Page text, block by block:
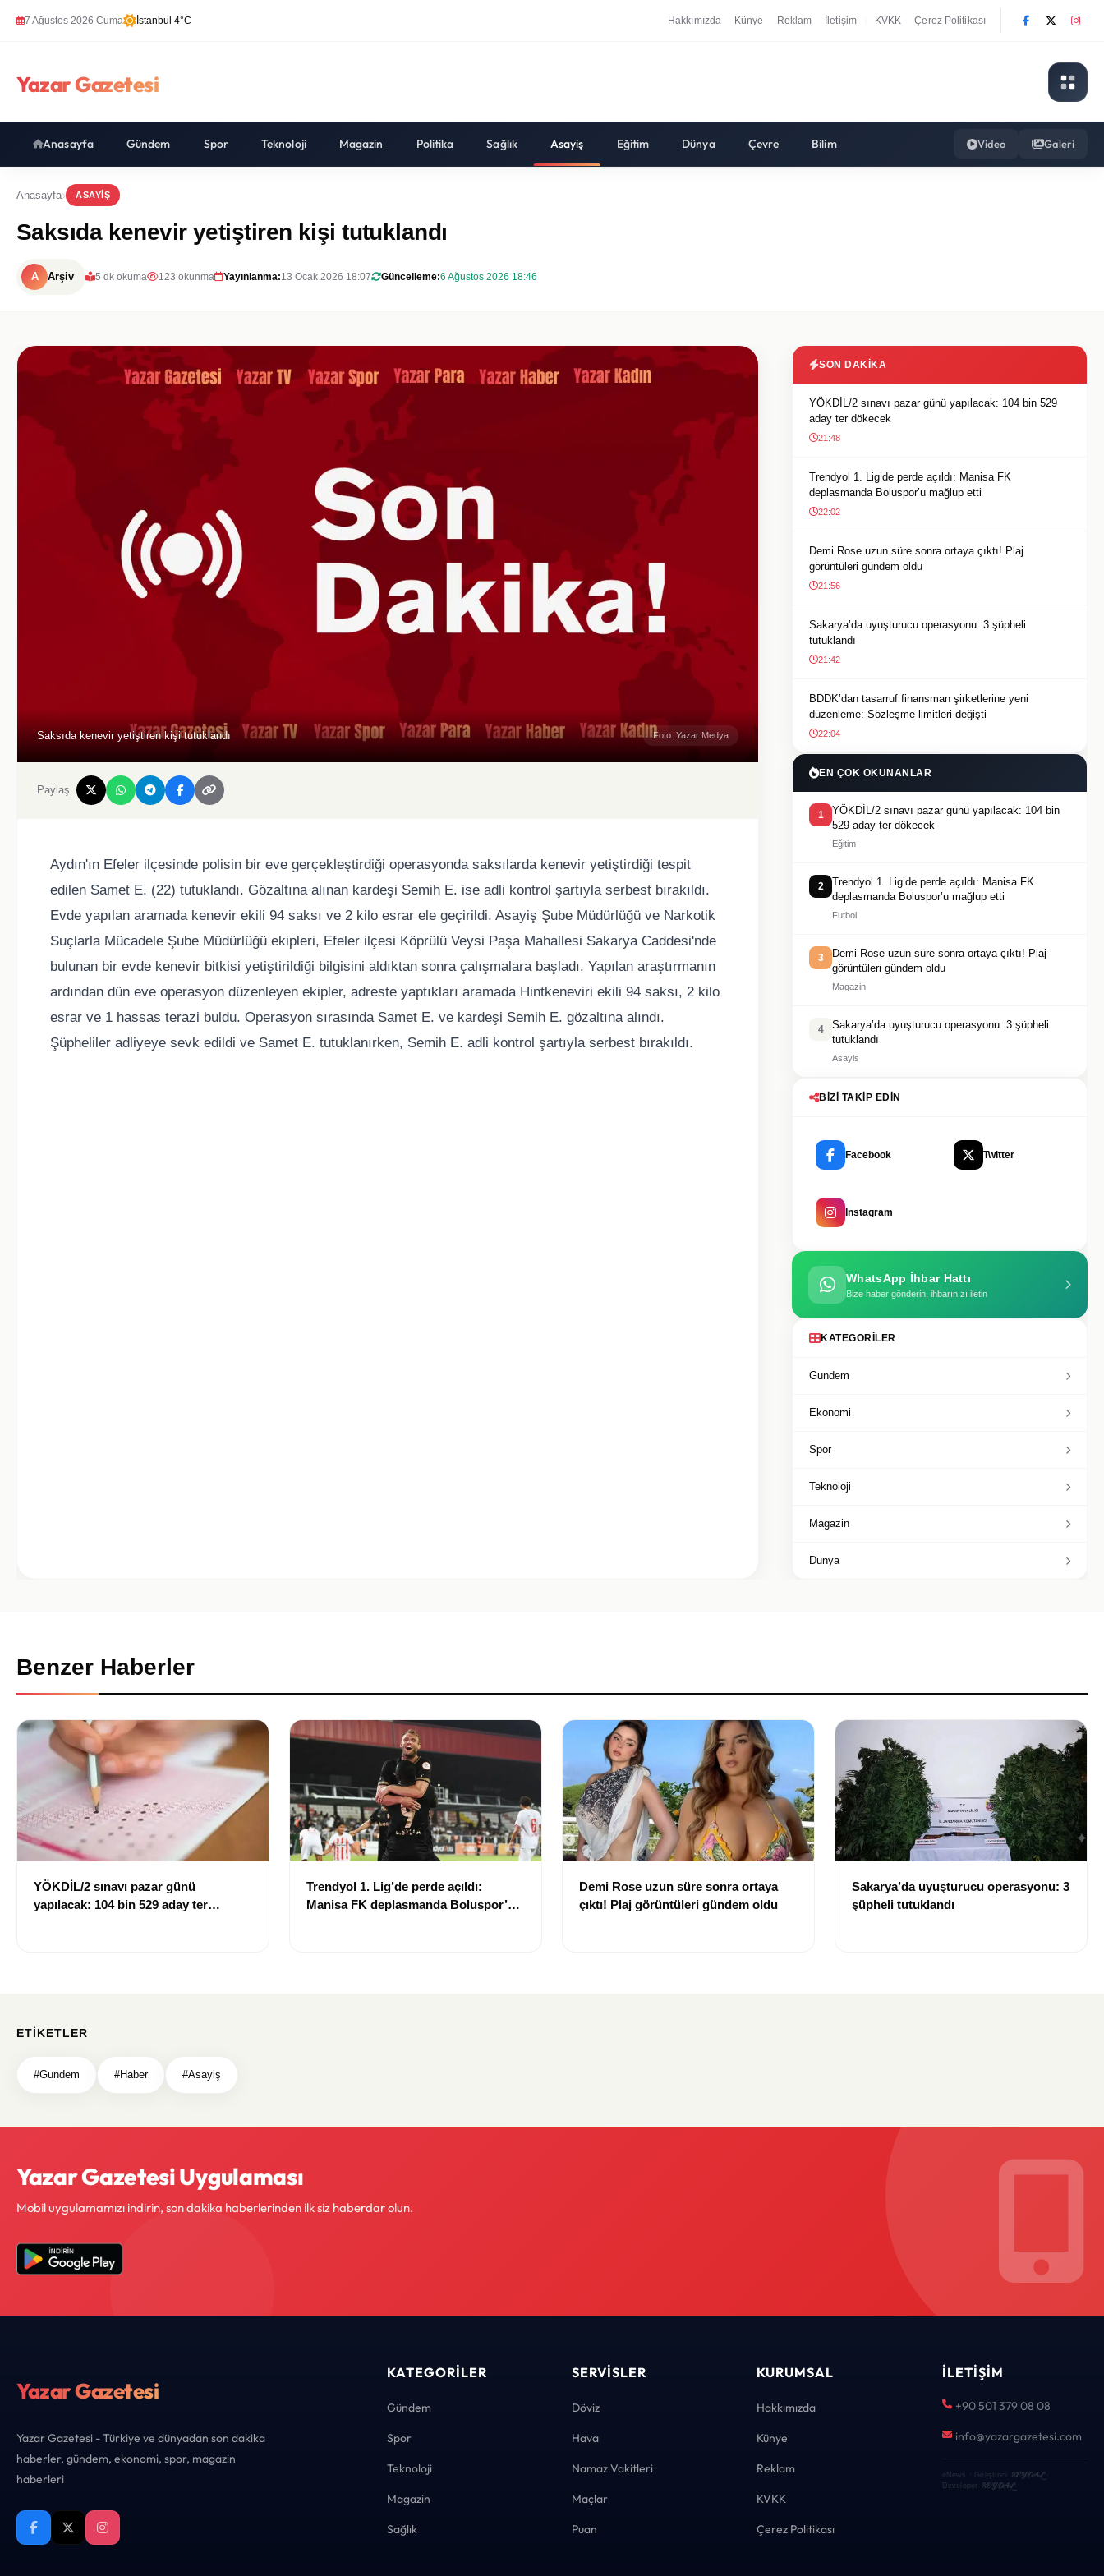
7 Ağustos 2026 Cuma İstanbul 4°C Hakkımızda Künye Reklam İletişim KVKK Çerez Politikası
Yazar Gazetesi
Anasayfa Gündem Spor Teknoloji Magazin Politika Sağlık Asayiş Eğitim Dünya Çevre Bilim Video Galeri
Anasayfa ASAYIŞ
Saksıda kenevir yetiştiren kişi tutuklandı
A Arşiv 5 dk okuma 123 okunma Yayınlanma:13 Ocak 2026 18:07 Güncelleme:6 Ağustos 2026 18:46
Saksıda kenevir yetiştiren kişi tutuklandı Foto: Yazar Medya
Paylaş
Aydın'ın Efeler ilçesinde polisin bir eve gerçekleştirdiği operasyonda saksılarda kenevir yetiştirdiği tespit
edilen Samet E. (22) tutuklandı. Gözaltına alınan kardeşi Semih E. ise adli kontrol şartıyla serbest bırakıldı.
Evde yapılan aramada kenevir ekili 94 saksı ve 2 kilo esrar ele geçirildi. Asayiş Şube Müdürlüğü ve Narkotik
Suçlarla Mücadele Şube Müdürlüğü ekipleri, Efeler ilçesi Köprülü Veysi Paşa Mahallesi Sakarya Caddesi'nde
bulunan bir evde kenevir bitkisi yetiştirildiği bilgisini aldıktan sonra çalışmalara başladı. Yapılan araştırmanın
ardından dün eve operasyon düzenleyen ekipler, adreste yaptıkları aramada Hintkeneviri ekili 94 saksı, 2 kilo
esrar ve 1 hassas terazi buldu. Operasyon sırasında Samet E. ve kardeşi Semih E. gözaltına alındı.
Şüpheliler adliyeye sevk edildi ve Samet E. tutuklanırken, Semih E. adli kontrol şartıyla serbest bırakıldı.
SON DAKIKA
YÖKDİL/2 sınavı pazar günü yapılacak: 104 bin 529
aday ter dökecek
21:48
Trendyol 1. Lig’de perde açıldı: Manisa FK
deplasmanda Boluspor’u mağlup etti
22:02
Demi Rose uzun süre sonra ortaya çıktı! Plaj
görüntüleri gündem oldu
21:56
Sakarya’da uyuşturucu operasyonu: 3 şüpheli
tutuklandı
21:42
BDDK’dan tasarruf finansman şirketlerine yeni
düzenleme: Sözleşme limitleri değişti
22:04
EN ÇOK OKUNANLAR
1
YÖKDİL/2 sınavı pazar günü yapılacak: 104 bin
529 aday ter dökecek
Eğitim
2
Trendyol 1. Lig’de perde açıldı: Manisa FK
deplasmanda Boluspor’u mağlup etti
Futbol
3
Demi Rose uzun süre sonra ortaya çıktı! Plaj
görüntüleri gündem oldu
Magazin
4
Sakarya’da uyuşturucu operasyonu: 3 şüpheli
tutuklandı
Asayis
BIZI TAKIP EDIN
Facebook Twitter
Instagram
WhatsApp İhbar Hattı
Bize haber gönderin, ihbarınızı iletin
KATEGORILER
Gundem
Ekonomi
Spor
Teknoloji
Magazin
Dunya
Benzer Haberler
YÖKDİL/2 sınavı pazar günü
yapılacak: 104 bin 529 aday ter
Trendyol 1. Lig’de perde açıldı:
Manisa FK deplasmanda Boluspor’u
Demi Rose uzun süre sonra ortaya
çıktı! Plaj görüntüleri gündem oldu
Sakarya’da uyuşturucu operasyonu: 3
şüpheli tutuklandı
ETIKETLER
#Gundem #Haber #Asayiş
Yazar Gazetesi Uygulaması
Mobil uygulamamızı indirin, son dakika haberlerinden ilk siz haberdar olun.
Yazar Gazetesi
Yazar Gazetesi - Türkiye ve dünyadan son dakika
haberler, gündem, ekonomi, spor, magazin
haberleri
KATEGORILER
Gündem
Spor
Teknoloji
Magazin
Sağlık
SERVISLER
Döviz
Hava
Namaz Vakitleri
Maçlar
Puan
KURUMSAL
Hakkımızda
Künye
Reklam
KVKK
Çerez Politikası
İLETIŞIM
+90 501 379 08 08
info@yazargazetesi.com
eNews · Geliştirici KEYDAL·
Developer KEYDAL